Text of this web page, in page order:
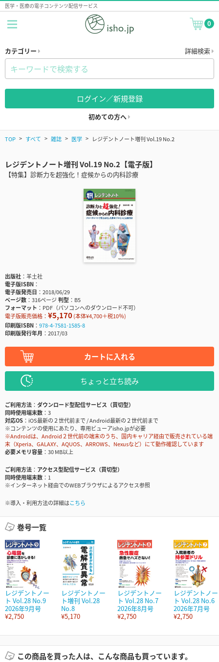
医学・医療の電子コンテンツ配信サービス
0
カテゴリー 詳細検索
ログイン／新規登録
初めての方へ
TOP すべて 雑誌 医学 レジデントノート増刊 Vol.19 No.2
レジデントノート増刊 Vol.19 No.2【電子版】
【特集】診断力を超強化！症候からの内科診療
出版社
羊土社
電子版ISBN
電子版発売日
2018/06/29
ページ数
316ページ判型
B5
フォーマット
PDF（パソコンへのダウンロード不可）
電子版販売価格： ¥5,170(本体¥4,700＋税10％)
印刷版ISBN
978-4-7581-1585-8
印刷版発行年月
2017/03
カートに入れる
ちょっと立ち読み
ご利用方法
ダウンロード型配信サービス（買切型）
同時使用端末数
3
対応OS
iOS最新の２世代前まで / Android最新の２世代前まで
※コンテンツの使用にあたり、専用ビューアisho.jpが必要
※Androidは、Android２世代前の端末のうち、国内キャリア経由で販売されている端
末（Xperia、GALAXY、AQUOS、ARROWS、Nexusなど）にて動作確認しています
必要メモリ容量
30 MB以上
ご利用方法
アクセス型配信サービス（買切型）
同時使用端末数
1
※インターネット経由でのWEBブラウザによるアクセス参照
※導入・利用方法の詳細はこちら
巻号一覧
レジデントノー
ト Vol.28 No.9
2026年9月号
¥2,750
レジデントノー
ト増刊 Vol.28
No.8
¥5,170
レジデントノー
ト Vol.28 No.7
2026年8月号
¥2,750
レジデントノー
ト Vol.28 No.6
2026年7月号
¥2,750
この商品を買った人は、こんな商品も買っています。